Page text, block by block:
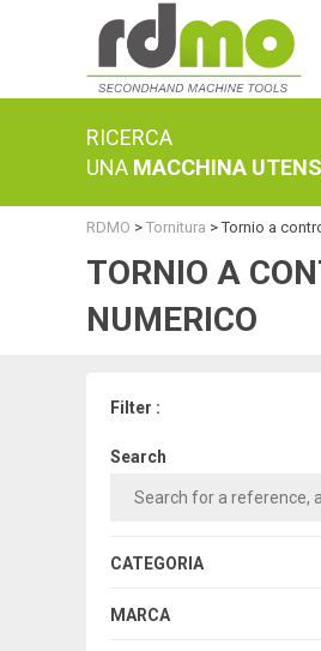
RICERCA
UNA MACCHINA
RDMO > Tornitura >Tornio a
TORNIO A
NUMERICO
Filter :
Search
CATEGORIA
MARCA